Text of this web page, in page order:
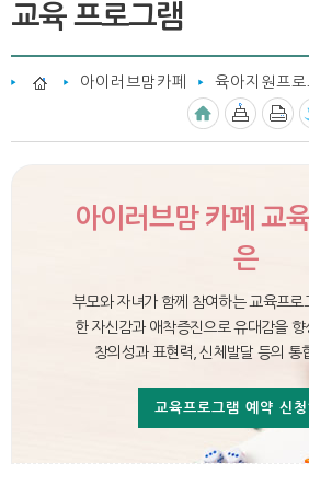
교육 프로그램
아이러브맘카페 육아지원프로
아이러브맘 카페 교
은
부모와 자녀가 함께 참여하는 교육프로
한 자신감과 애착증진으로유대감을 향
창의성과 표현력, 신체발달 등의 통
교육프로그램 예약 신청